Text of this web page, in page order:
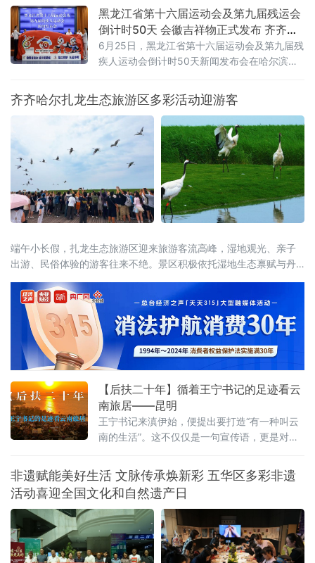
济”：一张球票变成“旅行通行证”“东北超”是全国
首个由辽吉黑蒙联合主办的群众足球赛事，沈
阳、大
黑龙江省第十六届运动会及第九届残运会
倒计时50天 会徽吉祥物正式发布 齐齐哈
尔时隔26年再迎省级顶级赛事
6月25日，黑龙江省第十六届运动会及第九届残
疾人运动会倒计时50天新闻发布会在哈尔滨举
与吉祥物，并通报赛事筹备、竞赛组织、服务
保障及文体旅融合等重点工作，标志着全省规
模最大的综合性体育盛会全面进入决战冲刺阶
段。齐齐哈尔时隔26年再度承办省级顶级赛
事，将以“简约、安全、精彩、独具特色”为目
标，倾力呈现一
齐齐哈尔扎龙生态旅游区多彩活动迎游客
端午小长假，扎龙生态旅游区迎来旅游客流高峰，湿地观光、亲子
出游、民俗体验的游客往来不绝。景区积极依托湿地生态禀赋与丹
色主题活动。才艺展演舞台上，游客踊跃登台互动，香包手工制作
区大家选用艾草、白芷等药材亲手缝制端午香囊，趣味知识问答、
投壶、射五毒等民俗游戏热闹开启。游客在观
【后扶二十年】循着王宁书记的足迹看云
南旅居——昆明
王宁书记来滇伊始，便提出要打造“有一种叫云
南的生活”。这不仅仅是一句宣传语，更是对这
客栈的风铃，是滤镜下的云卷云舒。直到我循
着王宁书记的足迹，走进昆明那些因水而迁、
因水而兴的土地，才读懂其深意：云南的生
活，不仅是造物主的偏爱，更是奋斗者的烟
火。一、有一种叫云南的生活，从心出发这
非遗赋能美好生活 文脉传承焕新彩 五华区多彩非遗
活动喜迎全国文化和自然遗产日